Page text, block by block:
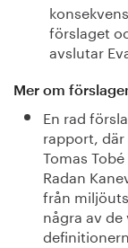
förslaget
avslutar
Mer om
En rad
rapport,
Tomas
Radan
från
några av